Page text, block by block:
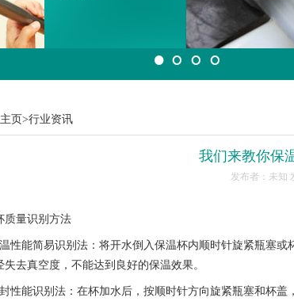
主页>行业资讯
我们来教你保
发布者：未知
量识别方法
能简易识别法：将开水倒入保温杯内顺时针旋紧瓶塞或
失去真空度，不能达到良好的保温效果。
能识别法：在杯加水后，按顺时针方向旋紧瓶塞和杯盖